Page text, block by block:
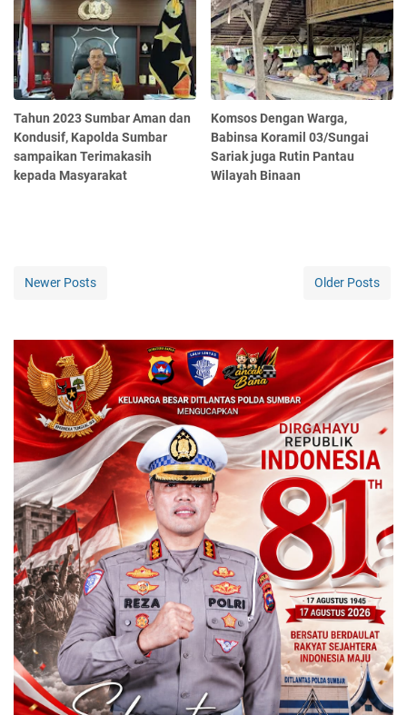
Tahun 2023 Sumbar Aman dan
Kondusif, Kapolda Sumbar
sampaikan Terimakasih
kepada Masyarakat
Komsos Dengan Warga,
Babinsa Koramil 03/Sungai
Sariak juga Rutin Pantau
Wilayah Binaan
Newer Posts Older Posts